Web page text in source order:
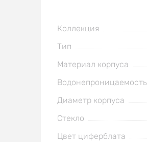
Коллекция
Тип
Материал корпуса
Водонепроницаемость
Диаметр корпуса
Стекло
Цвет циферблата